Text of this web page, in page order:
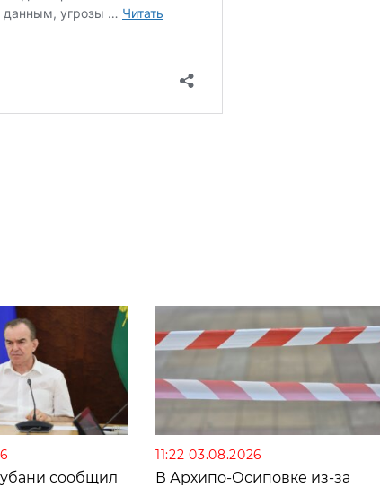
сообщил
11:22 03.08.2026
В Архипо-Осиповке из-за